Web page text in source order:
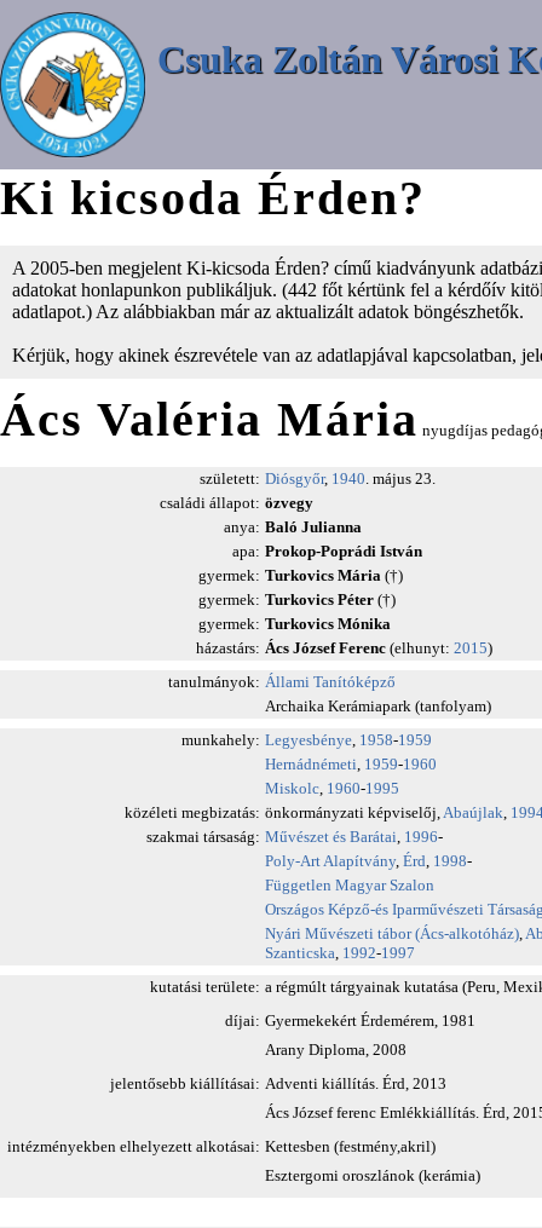
Csuka Zoltán Városi
Ki kicsoda Érden?
A 2005-ben megjelent Ki-kicsoda Érden? című kiadványunk
adatokat honlapunkon publikáljuk. (442 főt kértünk fel a kérdőív
adatlapot.) Az alábbiakban már az aktualizált adatok böngészhetők.
Kérjük, hogy akinek észrevétele van az adatlapjával kapcsolatban,
Ács Valéria Mária nyugdíjas
született: Diósgyőr, 1940. május 23.
családi állapot: özvegy
anya: Baló Julianna
apa: Prokop-Poprádi István
gyermek: Turkovics Mária (†)
gyermek: Turkovics Péter (†)
gyermek: Turkovics Mónika
házastárs: Ács József Ferenc (elhunyt: 2015)
tanulmányok: Állami Tanítóképző
Archaika Kerámiapark (tanfolyam)
munkahely: Legyesbénye, 1958-1959
Hernádnémeti, 1959-1960
Miskolc, 1960-1995
közéleti megbizatás: önkormányzati képviselőj,Abaújlak,
szakmai társaság: Művészet és Barátai, 1996-
Poly-Art Alapítvány, Érd, 1998-
Független Magyar Szalon
Országos Képző-és Iparművészeti
Nyári Művészeti tábor (Ács-alkotóház),
Szanticska, 1992-1997
kutatási területe: a régmúlt tárgyainak kutatása (Peru,
díjai: Gyermekekért Érdemérem, 1981
Arany Diploma, 2008
jelentősebb kiállításai: Adventi kiállítás. Érd, 2013
Ács József ferenc Emlékkiállítás. Érd,
intézményekben elhelyezett alkotásai: Kettesben (festmény,akril)
Esztergomi oroszlánok (kerámia)